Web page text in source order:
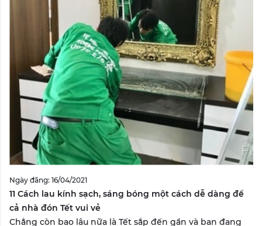
Ngày đăng: 16/04/2021
11 Cách lau kính sạch, sáng bóng một cách dễ dàng để
cả nhà đón Tết vui vẻ
Chẳng còn bao lâu nữa là Tết sắp đến gần và bạn đang